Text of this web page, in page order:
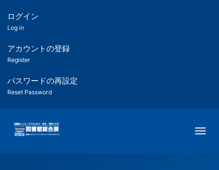
ツ
匿
名
ユ
ー
ー
用
メ
ログイン
Log in
アカウントの登録
Register
パスワードの再設定
Reset Password